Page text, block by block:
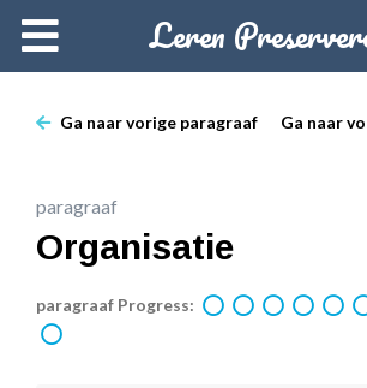
Leren
Data en inschrijven
Starten
Ga naar vorige paragraaf Ga naar
paragraaf
Organisatie
paragraaf Progress: